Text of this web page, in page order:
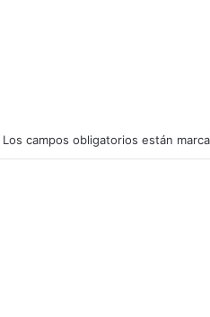
Los campos obligatorios están